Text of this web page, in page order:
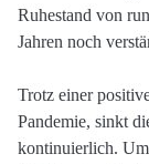
Ruhestand von
Jahren noch
Trotz einer
Pandemie, sinkt
kontinuierlich.